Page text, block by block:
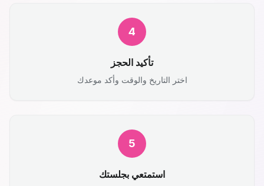
4
تأكيد الحجز
اختر التاريخ والوقت وأكد موعدك
5
استمتعي بجلستك